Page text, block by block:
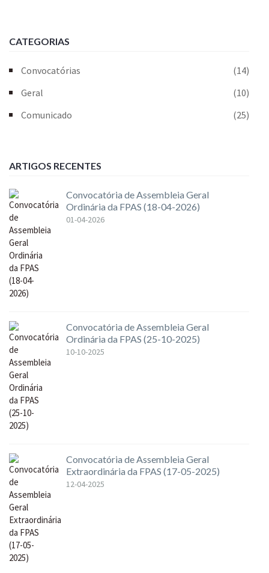
CATEGORIAS
Convocatórias
(14)
Geral
(10)
Comunicado
(25)
ARTIGOS RECENTES
Convocatória de Assembleia Geral
Ordinária da FPAS (18-04-2026)
01-04-2026
Convocatória de Assembleia Geral
Ordinária da FPAS (25-10-2025)
10-10-2025
Convocatória de Assembleia Geral
Extraordinária da FPAS (17-05-2025)
12-04-2025